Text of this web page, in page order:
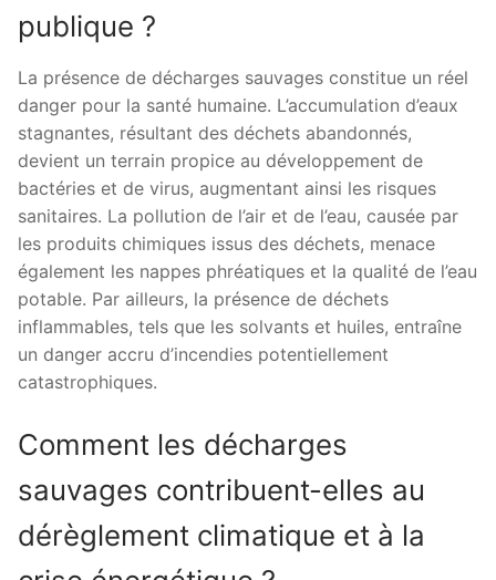
publique ?
La présence de décharges sauvages constitue un réel
danger pour la santé humaine. L’accumulation d’eaux
stagnantes, résultant des déchets abandonnés,
devient un terrain propice au développement de
bactéries et de virus, augmentant ainsi les risques
sanitaires. La pollution de l’air et de l’eau, causée par
les produits chimiques issus des déchets, menace
également les nappes phréatiques et la qualité de l’eau
potable. Par ailleurs, la présence de déchets
inflammables, tels que les solvants et huiles, entraîne
un danger accru d’incendies potentiellement
catastrophiques.
Comment les décharges
sauvages contribuent-elles au
dérèglement climatique et à la